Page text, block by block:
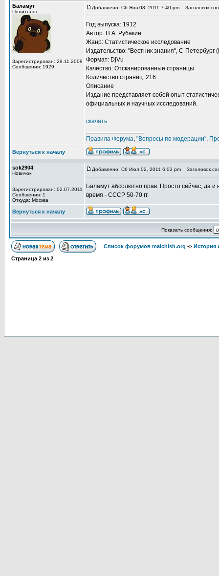
Баламут
Политолог
Зарегистрирован: 29.11.2009
Сообщения: 1929
Добавлено: Сб Янв 08, 2011 7:40 pm Заголовок
Год выпуска: 1912
Автор: Н.А. Рубакин
Жанр: Статистическое исследование
Издательство: "Вестник знания", С-Петербург
Формат: DjVu
Качество: Отсканированные страницы
Количество страниц: 216
Описание
Издание представляет собой опыт
официальных и научных исследований.
скачать
Правила Форума, "Вопросы по модерации",
Вернуться к началу
sok2904
Новичок
Зарегистрирован: 02.07.2011
Сообщения: 1
Откуда: Москва
Добавлено: Сб Июл 02, 2011 6:03 pm Заголовок
Баламут абсолютно прав. Просто сейчас, да
время - СССР 50-70 гг.
Вернуться к началу
Показать сообщения:
Список форумов malchish.org ->
Страница 2 из 2